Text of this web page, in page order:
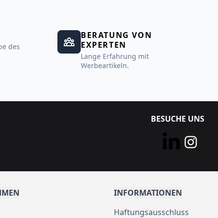
des
BERATUNG VON
EXPERTEN
Lange Erfahrung mit
Werbeartikeln.
BESUCHE UNS
INFORMATIONEN
Haftungsausschluss